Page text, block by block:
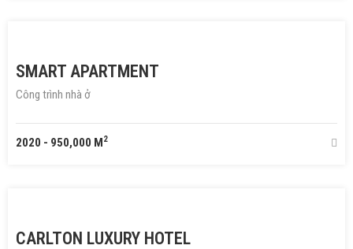
SMART APARTMENT
Công trình nhà ở
2020 - 950,000 M2
CARLTON LUXURY HOTEL